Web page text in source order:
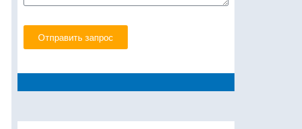
Отправить запрос